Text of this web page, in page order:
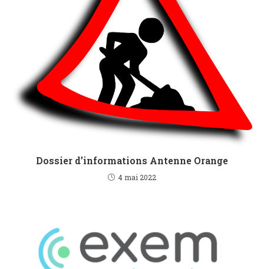
Dossier d’informations Antenne Orange
4 mai 2022